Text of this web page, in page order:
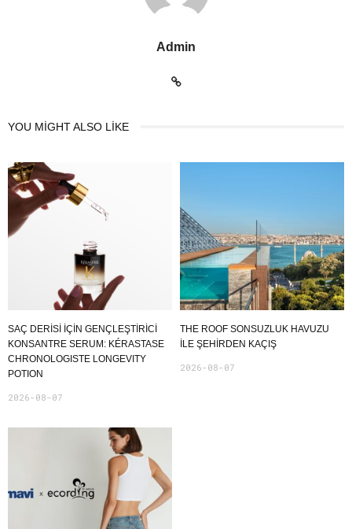
Admin
YOU MIGHT ALSO LIKE
SAÇ DERİSİ İÇİN GENÇLEŞTİRİCİ
KONSANTRE SERUM: KÉRASTASE
CHRONOLOGISTE LONGEVITY
POTION
2026-08-07
THE ROOF SONSUZLUK HAVUZU
ILE ŞEHIRDEN KAÇIŞ
2026-08-07